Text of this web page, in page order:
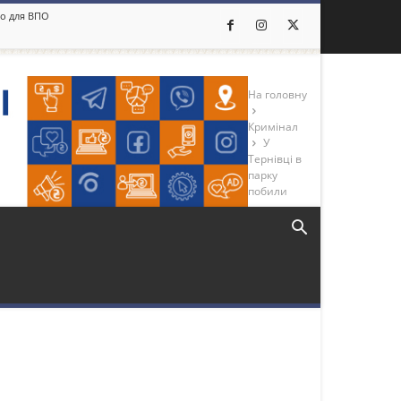
для ВПО
На головну
Кримінал
У
Тернівці в
парку
побили